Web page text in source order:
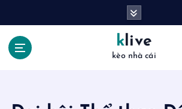
klive
kèo nhà cái